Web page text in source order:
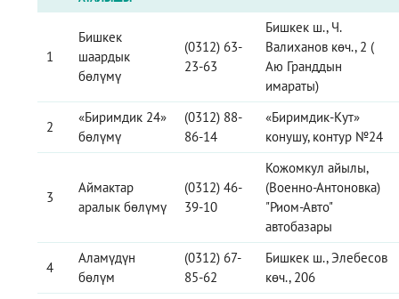
1
Бишкек
шаардык
бөлүмү
(0312) 63-
23-63
Бишкек ш., Ч.
Валиханов көч., 2 (
Аю Гранддын
имараты)
2
«Биримдик 24»
бөлүмү
(0312) 88-
86-14
«Биримдик-Кут»
конушу, контур №24
3
Аймактар
аралык бөлүмү
(0312) 46-
39-10
Кожомкул айылы,
(Военно-Антоновка)
"Риом-Авто"
автобазары
4
Аламүдүн
бөлүм
(0312) 67-
85-62
Бишкек ш., Элебесов
көч., 206